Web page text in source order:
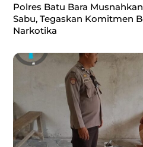
Polres Batu Bara
Sabu, Tegaskan Komitmen
Narkotika